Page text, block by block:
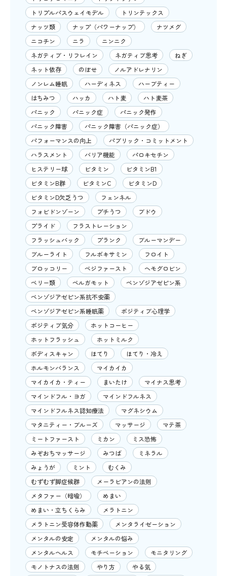
トリプルパスウェイモデル
トリンテックス
ナッツ類
ナップ（パワーナップ）
ナツメグ
ニコチン
ニラ
ニンニク
ネガティブ・リフレイン
ネガティブ思考
ねぎ
ネット依存
のぼせ
ノルアドレナリン
ノンレム睡眠
ハーディネス
ハーブティー
はちみつ
ハッカ ハト麦
ハト麦茶
パニック
パニック症
パニック発作
パニック障害
パニック障害（パニック症）
パフォーマンスの向上
パブリック・コミットメント
ハラスメント
バリア機能
パロキセチン
ヒステリー球
ビタミン
ビタミンB1
ビタミンB群
ビタミンC
ビタミンD
ビタミンD欠乏うつ
フェンネル
フォビドンゾーン
プチうつ
ブドウ
プライド
フラストレーション
フラッシュバック
プランク
ブルーマンデー
ブルーライト
フルボキサミン
フロイト
ブロッコリー
ベジファースト
ヘモグロビン
ベリー類
ベルガモット
ベンゾジアゼピン系
ベンゾジアゼピン系抗不安薬
ベンゾジアゼピン系睡眠薬
ポジティブ心理学
ポジティブ気分
ホットコーヒー
ホットフラッシュ
ホットミルク
ボディスキャン
ほてり
ほてり・冷え
ホルモンバランス
マイカイカ
マイカイカ・ティー
まいたけ
マイナス思考
マインドフル・ヨガ
マインドフルネス
マインドフルネス認知療法
マグネシウム
マタニティー・ブルーズ
マッサージ
マテ茶
ミートファースト
ミカン
ミス恐怖
みぞおちマッサージ
みつば
ミネラル
みょうが
ミント
むくみ
むずむず脚症候群
メーラビアンの法則
メタファー（暗喩）
めまい
めまい・立ちくらみ
メラトニン
メラトニン受容体作動薬
メンタライゼーション
メンタルの安定
メンタルの悩み
メンタルヘルス
モチベーション
モニタリング
モノトナスの法則
やり方
やる気